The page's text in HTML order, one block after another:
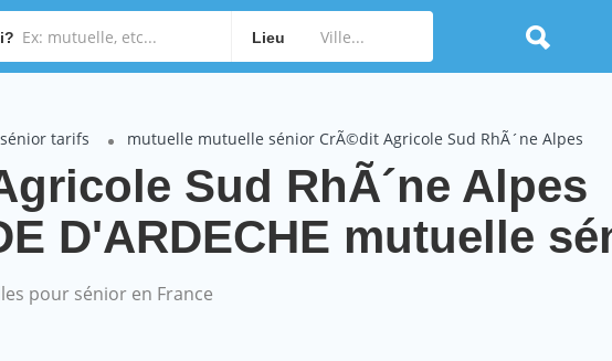
Lieu
tarifs mutuelle mutuelle sénior CrÃ©dit Agricole Sud RhÃ´ne Alpes
Sud RhÃ´ne Alpes
D'ARDECHE mutuelle
pour sénior en France